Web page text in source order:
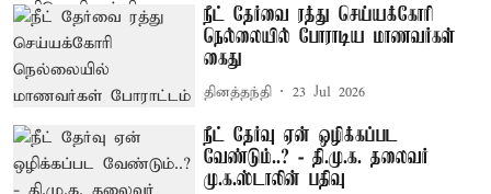
நீட் தேர்வை ரத்து செய்யக்கோரி
நெல்லையில் போராடிய மாணவர்கள்
கைது
தினத்தந்தி 23 Jul 2026
நீட் தேர்வு ஏன் ஒழிக்கப்பட
வேண்டும்..? - தி.மு.க. தலைவர்
மு.க.ஸ்டாலின் பதிவு